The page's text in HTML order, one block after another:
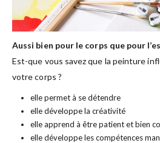
Aussi bien pour le corps que pour
Est-que vous savez que la peinture
votre corps ?
elle permet à se détendre
elle développe la créativité
elle apprend à être patient et bien
elle développe les compétences